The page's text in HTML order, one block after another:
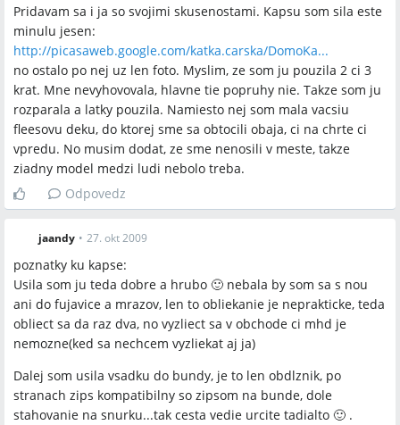
Pridavam sa i ja so svojimi skusenostami. Kapsu som sila este
minulu jesen:
http://picasaweb.google.com/katka.carska/DomoKa...
no ostalo po nej uz len foto. Myslim, ze som ju pouzila 2 ci 3
krat. Mne nevyhovovala, hlavne tie popruhy nie. Takze som ju
rozparala a latky pouzila. Namiesto nej som mala vacsiu
fleesovu deku, do ktorej sme sa obtocili obaja, ci na chrte ci
vpredu. No musim dodat, ze sme nenosili v meste, takze
ziadny model medzi ludi nebolo treba.
Odpovedz
jaandy • 27. okt 2009
poznatky ku kapse:
Usila som ju teda dobre a hrubo 🙂 nebala by som sa s nou
ani do fujavice a mrazov, len to obliekanie je neprakticke, teda
obliect sa da raz dva, no vyzliect sa v obchode ci mhd je
nemozne(ked sa nechcem vyzliekat aj ja)
Dalej som usila vsadku do bundy, je to len obdlznik, po
stranach zips kompatibilny so zipsom na bunde, dole
stahovanie na snurku...tak cesta vedie urcite tadialto 🙂 .